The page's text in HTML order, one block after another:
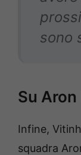
sono
Su
Infine,
squadra